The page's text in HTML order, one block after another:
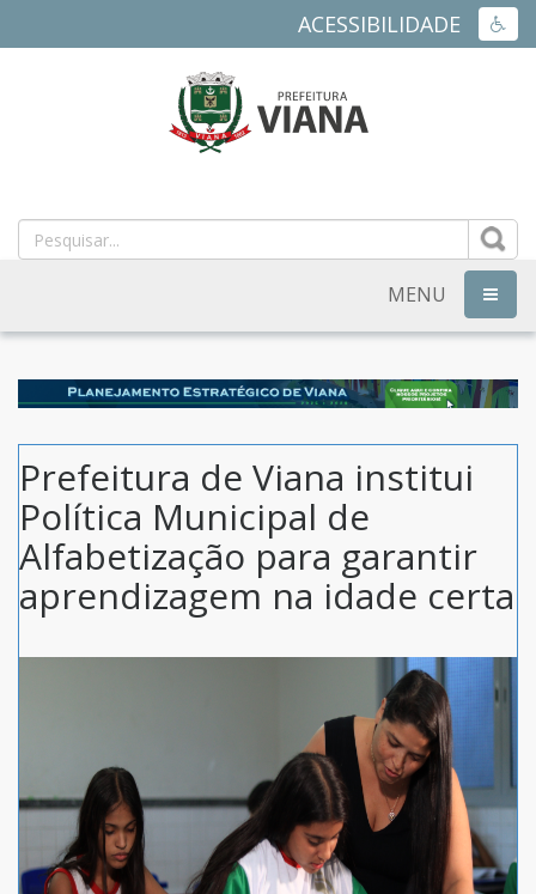
ACESSIBILIDADE
MUNICIPAL
DE
VIANA
ES
MENU
Prefeitura de Viana institui
Política Municipal de
Alfabetização para garantir
aprendizagem na idade certa